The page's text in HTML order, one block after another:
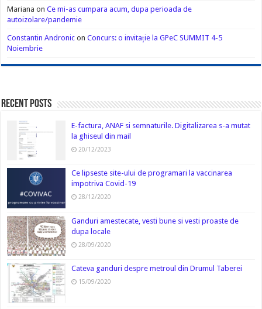
Mariana onCe mi-as cumpara acum, dupa perioada de
autoizolare/pandemie
Constantin Andronic onConcurs: o invitație la GPeC SUMMIT 4-5
Noiembrie
Recent Posts
E-factura, ANAF si semnaturile. Digitalizarea s-a mutat
la ghiseul din mail
20/12/2023
Ce lipseste site-ului de programari la vaccinarea
impotriva Covid-19
28/12/2020
Ganduri amestecate, vesti bune si vesti proaste de
dupa locale
28/09/2020
Cateva ganduri despre metroul din Drumul Taberei
15/09/2020